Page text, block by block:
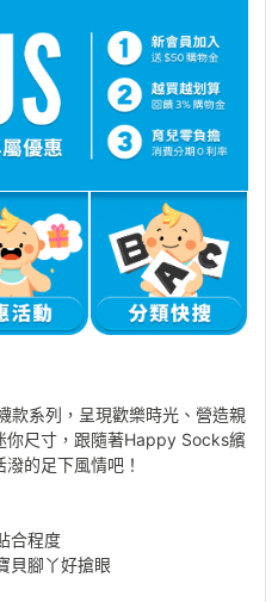
款系列，呈現歡樂時光、營造親
你尺寸，跟隨著Happy Socks繽
的足下風情吧！
合程度
貝腳丫好搶眼